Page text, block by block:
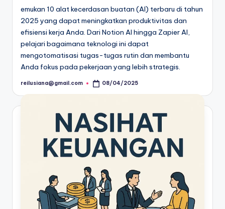
emukan 10 alat kecerdasan buatan (AI) terbaru di tahun
2025 yang dapat meningkatkan produktivitas dan
efisiensi kerja Anda. Dari Notion AI hingga Zapier AI,
pelajari bagaimana teknologi ini dapat
mengotomatisasi tugas-tugas rutin dan membantu
Anda fokus pada pekerjaan yang lebih strategis.
Posted
reilusiana@gmail.com 08/04/2025